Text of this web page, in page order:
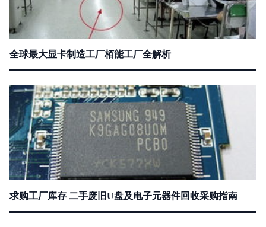
全球最大显卡制造工厂栢能工厂全解析
求购工厂库存 二手废旧U盘及电子元器件回收采购指南